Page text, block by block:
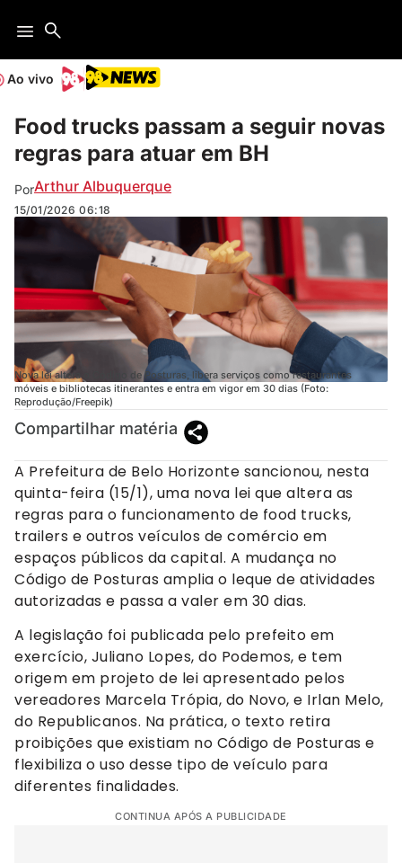
Ao vivo
Food trucks passam a seguir novas
regras para atuar em BH
PorArthur Albuquerque
15/01/2026 06:18
Nova lei altera o Código de Posturas, libera serviços como restaurantes
móveis e bibliotecas itinerantes e entra em vigor em 30 dias (Foto:
Reprodução/Freepik)
Compartilhar matéria
A Prefeitura de Belo Horizonte sancionou, nesta
quinta-feira (15/1), uma nova lei que altera as
regras para o funcionamento de food trucks,
trailers e outros veículos de comércio em
espaços públicos da capital. A mudança no
Código de Posturas amplia o leque de atividades
autorizadas e passa a valer em 30 dias.
A legislação foi publicada pelo prefeito em
exercício, Juliano Lopes, do Podemos, e tem
origem em projeto de lei apresentado pelos
vereadores Marcela Trópia, do Novo, e Irlan Melo,
do Republicanos. Na prática, o texto retira
proibições que existiam no Código de Posturas e
flexibiliza o uso desse tipo de veículo para
diferentes finalidades.
CONTINUA APÓS A PUBLICIDADE